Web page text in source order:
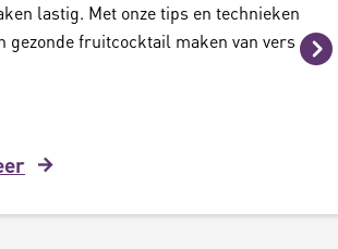
lastig. Met onze tips en technieken
gezonde fruitcocktail maken van vers